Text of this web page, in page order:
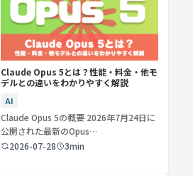
Claude Opus 5とは？性能・料金・他モ
デルとの違いをわかりやすく解説
AI
Claude Opus 5の概要 2026年7月24日に
公開された最新のOpus…
2026-07-28
3min